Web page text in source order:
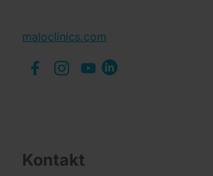
maloclinics.com
Kontakt